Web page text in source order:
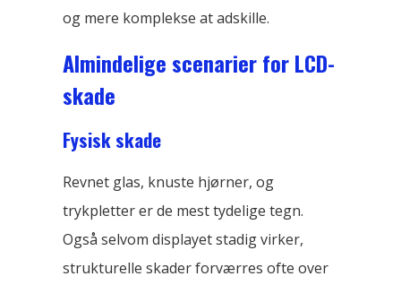
og mere komplekse at adskille.
Almindelige scenarier for LCD-
skade
Fysisk skade
Revnet glas, knuste hjørner, og
trykpletter er de mest tydelige tegn.
Også selvom displayet stadig virker,
strukturelle skader forværres ofte over